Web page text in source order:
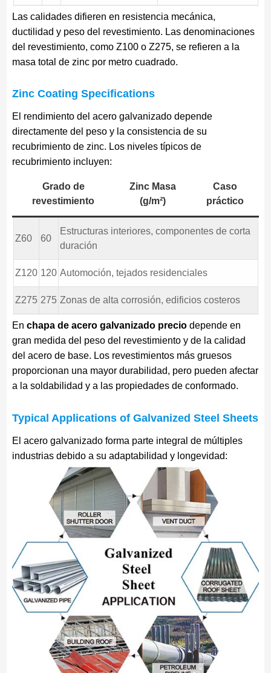
Las calidades difieren en resistencia mecánica,
ductilidad y peso del revestimiento. Las denominaciones
del revestimiento, como Z100 o Z275, se refieren a la
masa total de zinc por metro cuadrado.
Zinc Coating Specifications
El rendimiento del acero galvanizado depende
directamente del peso y la consistencia de su
recubrimiento de zinc. Los niveles típicos de
recubrimiento incluyen:
Grado de
revestimiento
Zinc Masa
(g/m²)
Caso
práctico
Z60 60
Estructuras interiores, componentes de corta
duración
Z120 120 Automoción, tejados residenciales
Z275 275 Zonas de alta corrosión, edificios costeros
En chapa de acero galvanizado preciodepende en
gran medida del peso del revestimiento y de la calidad
del acero de base. Los revestimientos más gruesos
proporcionan una mayor durabilidad, pero pueden afectar
a la soldabilidad y a las propiedades de conformado.
Typical Applications of Galvanized Steel Sheets
El acero galvanizado forma parte integral de múltiples
industrias debido a su adaptabilidad y longevidad: